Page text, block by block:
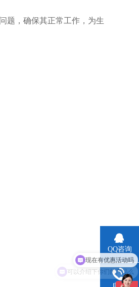
题，确保其正常工作，为生
QQ咨询
可以介绍下你们的产品么
现在有优惠活动吗